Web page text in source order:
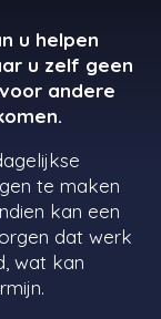
u helpen
u zelf geen
andere
te maken
kan een
dat werk
wat kan